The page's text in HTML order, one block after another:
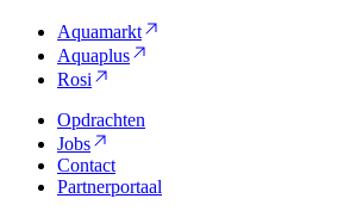
Aquamarkt
Aquaplus
Rosi
Opdrachten
Jobs
Contact
Partnerportaal